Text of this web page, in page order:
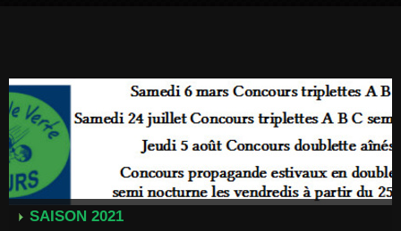
SAISON 2021